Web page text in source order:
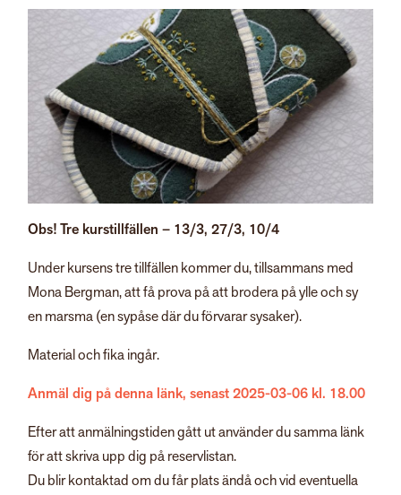
Obs! Tre kurstillfällen – 13/3, 27/3, 10/4
Under kursens tre tillfällen kommer du, tillsammans med
Mona Bergman, att få prova på att brodera på ylle och sy
en marsma (en sypåse där du förvarar sysaker).
Material och fika ingår.
Anmäl dig på denna länk, senast 2025-03-06 kl. 18.00
Efter att anmälningstiden gått ut använder du samma länk
för att skriva upp dig på reservlistan.
Du blir kontaktad om du får plats ändå och vid eventuella